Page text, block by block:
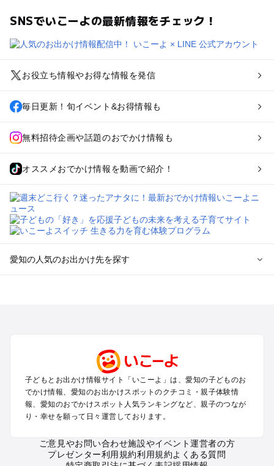
SNSでいこーよの最新情報をチェック！
お役立ち情報やお得な情報を発信
毎日更新！旬イベント&お得情報も
無料招待企画や話題のおでかけ情報も
オススメおでかけ情報を動画で紹介！
愛知の人気のお出かけ先を探す
犬山・一宮・小牧・瀬戸・各務原・尾張のプールお出かけ
知多半島（常滑・半田・南知多）のプールお出かけ
愛知の定番お出かけスポット
愛知の遊園地
愛知のバーベキュー
愛知の釣り
子どもとお出かけ情報サイト「いこーよ」は、愛知の子どものお
でかけ情報、愛知のお出かけスポットのクチコミ・親子体験情
報、愛知のおでかけスポット人気ランキングなど、親子のつなが
り・幸せを願って日々運営しております。
ご意見やお問い合わせ施設やイベント運営者の方
プレゼンター利用規約利用規約よくある質問